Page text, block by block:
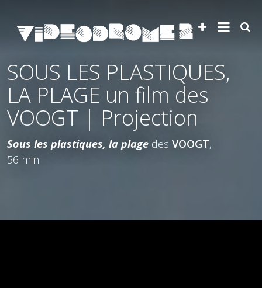
SOUS LES PLASTIQUES,
LA PLAGE un film des
VOOGT | Projection
Sous les plastiques, la plage des VOOGT,
56 min